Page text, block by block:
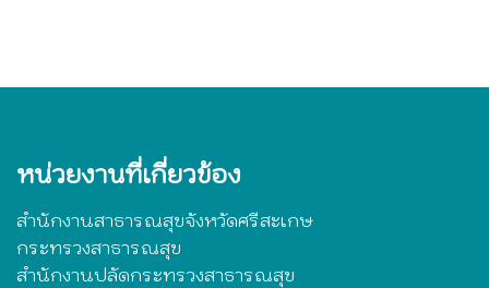
หน่วยงานที่เกี่ยวข้อง
สำนักงานสาธารณสุขจังหวัดศรีสะเกษ
กระทรวงสาธารณสุข
สำนักงานปลัดกระทรวงสาธารณสุข